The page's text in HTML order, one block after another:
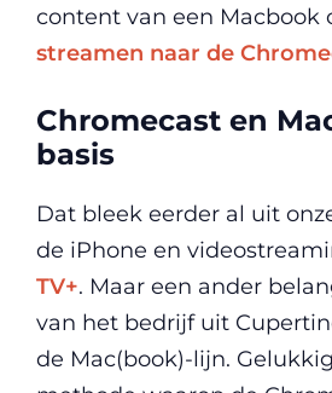
content van een Macbook
streamen naar de
Chromecast en
basis
Dat bleek eerder al uit
de iPhone en
TV+. Maar een ander
van het bedrijf uit
de Mac(book)-lijn.